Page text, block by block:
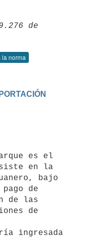
de
la norma
en la
bajo
de
de las
de
ingresada